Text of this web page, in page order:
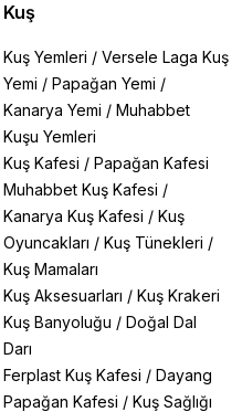
Kuş
Kuş Yemleri / Versele Laga Kuş
Yemi / Papağan Yemi /
Kanarya Yemi / Muhabbet
Kuşu Yemleri
Kuş Kafesi / Papağan Kafesi
Muhabbet Kuş Kafesi /
Kanarya Kuş Kafesi / Kuş
Oyuncakları / Kuş Tünekleri /
Kuş Mamaları
Kuş Aksesuarları / Kuş Krakeri
Kuş Banyoluğu / Doğal Dal
Darı
Ferplast Kuş Kafesi / Dayang
Papağan Kafesi / Kuş Sağlığı